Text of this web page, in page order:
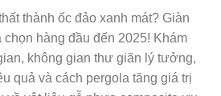
thành ốc đảo xanh mát? Giàn
hàng đầu đến 2025! Khám
không gian thư giãn lý tưởng,
quả và cách pergola tăng giá trị